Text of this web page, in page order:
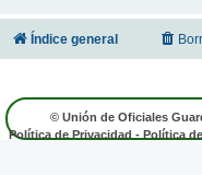
Índice general
© Unión de Oficiales
Política de Privacidad - Política